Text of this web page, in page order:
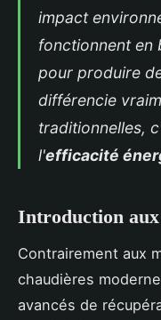
impact
fonctionnent en
pour produire
différencie
traditionnelles,
l'efficacité
Introduction aux
Contrairement aux
chaudières
avancés de